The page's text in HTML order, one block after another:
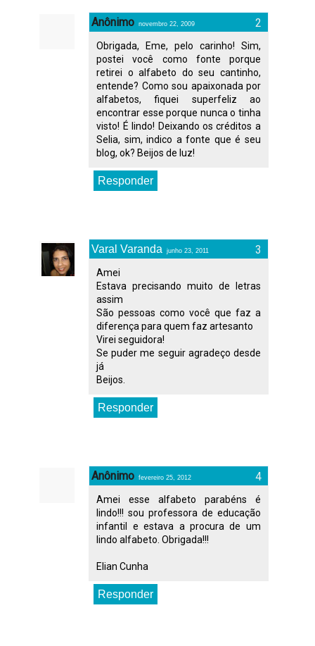
Anônimo novembro 22, 2009
Obrigada, Eme, pelo carinho! Sim,
postei você como fonte porque
retirei o alfabeto do seu cantinho,
entende? Como sou apaixonada por
alfabetos, fiquei superfeliz ao
encontrar esse porque nunca o tinha
visto! É lindo! Deixando os créditos a
Selia, sim, indico a fonte que é seu
blog, ok? Beijos de luz!
Responder
Varal Varanda junho 23, 2011
Amei
Estava precisando muito de letras
assim
São pessoas como você que faz a
diferença para quem faz artesanto
Virei seguidora!
Se puder me seguir agradeço desde
já
Beijos.
Responder
Anônimo fevereiro 25, 2012
Amei esse alfabeto parabéns é
lindo!!! sou professora de educação
infantil e estava a procura de um
lindo alfabeto. Obrigada!!!
Elian Cunha
Responder